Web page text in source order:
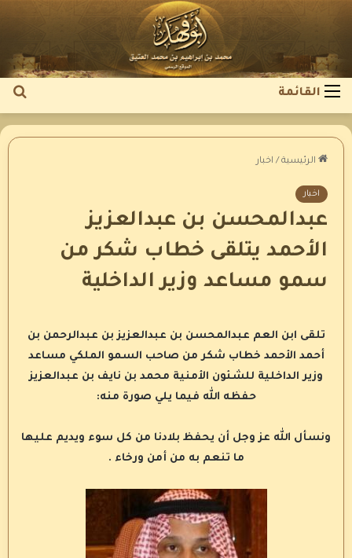
القائمة
الرئيسية / اخبار
اخبار
عبدالمحسن بن عبدالعزيز
الأحمد يتلقى خطاب شكر من
سمو مساعد وزير الداخلية
تلقى ابن العم عبدالمحسن بن عبدالعزيز بن عبدالرحمن بن
أحمد الأحمد خطاب شكر من صاحب السمو الملكي مساعد
وزير الداخلية للشئون الأمنية محمد بن نايف بن عبدالعزيز
حفظه الله فيما يلي صورة منه:
ونسأل الله عز وجل أن يحفظ بلادنا من كل سوء ويديم عليها
ما تنعم به من أمن ورخاء .